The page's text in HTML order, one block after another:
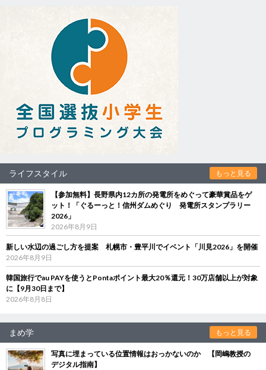
ライフスタイル もっと見る
【参加無料】長野県内12カ所の発電所をめぐって豪華賞品をゲ
ット！「ぐるーっと！信州ダムめぐり 発電所スタンプラリー
2026」
2026年8月9日
新しい水辺の過ごし方を提案 札幌市・豊平川でイベント「川見2026」を開催
2026年8月9日
韓国旅行でau PAYを使うとPontaポイント最大20％還元！30万店舗以上が対象
に【9月30日まで】
2026年8月8日
まめ学 もっと見る
写真に埋まっている位置情報はおっかないのか 【岡嶋教授の
デジタル指南】